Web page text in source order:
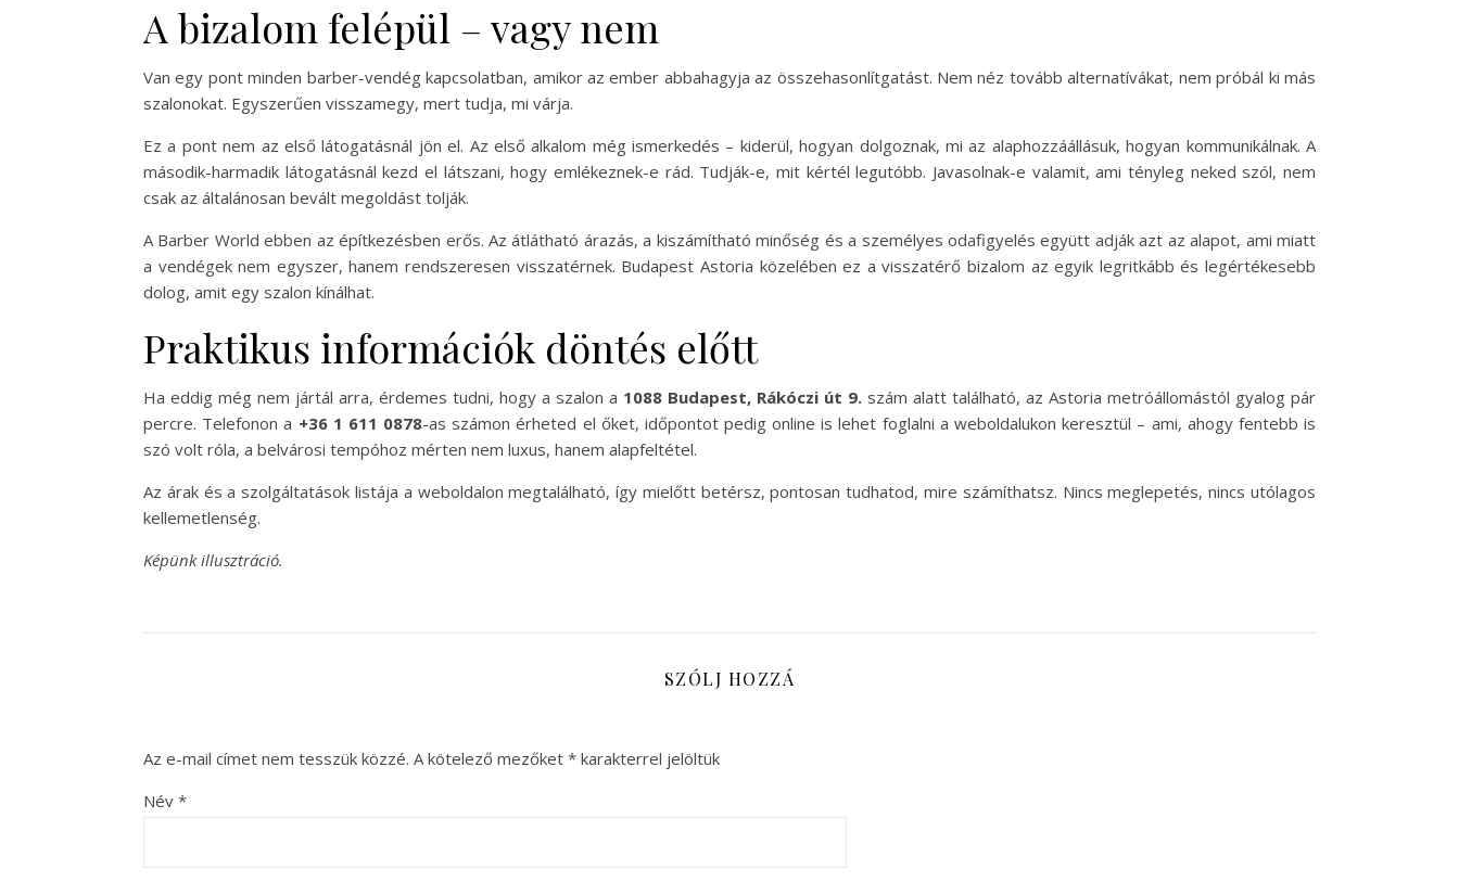
A bizalom felépül – vagy nem
Van egy pont minden barber-vendég kapcsolatban, amikor az ember abbahagyja az összehasonlítgatást. Nem néz tovább alternatívákat, nem próbál ki más
szalonokat. Egyszerűen visszamegy, mert tudja, mi várja.
Ez a pont nem az első látogatásnál jön el. Az első alkalom még ismerkedés – kiderül, hogyan dolgoznak, mi az alaphozzáállásuk, hogyan kommunikálnak. A
második-harmadik látogatásnál kezd el látszani, hogy emlékeznek-e rád. Tudják-e, mit kértél legutóbb. Javasolnak-e valamit, ami tényleg neked szól, nem
csak az általánosan bevált megoldást tolják.
A Barber World ebben az építkezésben erős. Az átlátható árazás, a kiszámítható minőség és a személyes odafigyelés együtt adják azt az alapot, ami miatt
a vendégek nem egyszer, hanem rendszeresen visszatérnek. Budapest Astoria közelében ez a visszatérő bizalom az egyik legritkább és legértékesebb
dolog, amit egy szalon kínálhat.
Praktikus információk döntés előtt
Ha eddig még nem jártál arra, érdemes tudni, hogy a szalon a 1088 Budapest, Rákóczi út 9. szám alatt található, az Astoria metróállomástól gyalog pár
percre. Telefonon a +36 1 611 0878-as számon érheted el őket, időpontot pedig online is lehet foglalni a weboldalukon keresztül – ami, ahogy fentebb is
szó volt róla, a belvárosi tempóhoz mérten nem luxus, hanem alapfeltétel.
Az árak és a szolgáltatások listája a weboldalon megtalálható, így mielőtt betérsz, pontosan tudhatod, mire számíthatsz. Nincs meglepetés, nincs utólagos
kellemetlenség.
Képünk illusztráció.
SZÓLJ HOZZÁ
Az e-mail címet nem tesszük közzé. A kötelező mezőket * karakterrel jelöltük
Név *